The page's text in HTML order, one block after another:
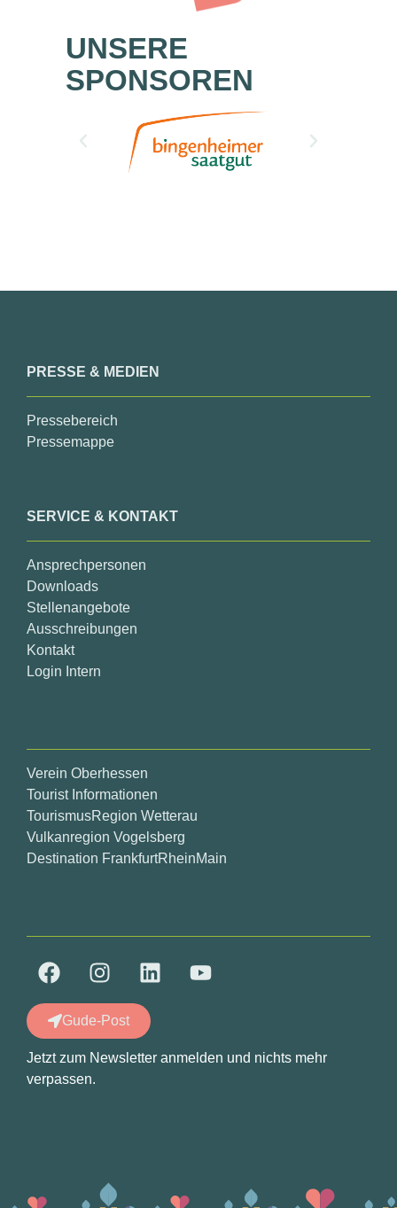
UNSERE
SPONSOREN
PRESSE & MEDIEN
Pressebereich
Pressemappe
SERVICE & KONTAKT
Ansprechpersonen
Downloads
Stellenangebote
Ausschreibungen
Kontakt
Login Intern
Verein Oberhessen
Tourist Informationen
TourismusRegion Wetterau
Vulkanregion Vogelsberg
Destination FrankfurtRheinMain
Gude-Post
Jetzt zum Newsletter anmelden und nichts mehr
verpassen.